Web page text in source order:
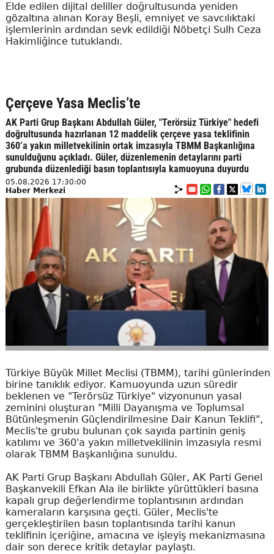
Elde edilen dijital deliller doğrultusunda yeniden
gözaltına alınan Koray Beşli, emniyet ve savcılıktaki
işlemlerinin ardından sevk edildiği Nöbetçi Sulh Ceza
Hakimliğince tutuklandı.
Çerçeve Yasa Meclis’te
AK Parti Grup Başkanı Abdullah Güler, "Terörsüz Türkiye" hedefi
doğrultusunda hazırlanan 12 maddelik çerçeve yasa teklifinin
360’a yakın milletvekilinin ortak imzasıyla TBMM Başkanlığına
sunulduğunu açıkladı. Güler, düzenlemenin detaylarını parti
grubunda düzenlediği basın toplantısıyla kamuoyuna duyurdu
05.08.2026 17:30:00
Haber Merkezi
Türkiye Büyük Millet Meclisi (TBMM), tarihi günlerinden
birine tanıklık ediyor. Kamuoyunda uzun süredir
beklenen ve "Terörsüz Türkiye" vizyonunun yasal
zeminini oluşturan "Milli Dayanışma ve Toplumsal
Bütünleşmenin Güçlendirilmesine Dair Kanun Teklifi",
Meclis'te grubu bulunan çok sayıda partinin geniş
katılımı ve 360'a yakın milletvekilinin imzasıyla resmi
olarak TBMM Başkanlığına sunuldu.
AK Parti Grup Başkanı Abdullah Güler, AK Parti Genel
Başkanvekili Efkan Ala ile birlikte yürüttükleri basına
kapalı grup değerlendirme toplantısının ardından
kameraların karşısına geçti. Güler, Meclis'te
gerçekleştirilen basın toplantısında tarihi kanun
teklifinin içeriğine, amacına ve işleyiş mekanizmasına
dair son derece kritik detaylar paylaştı.